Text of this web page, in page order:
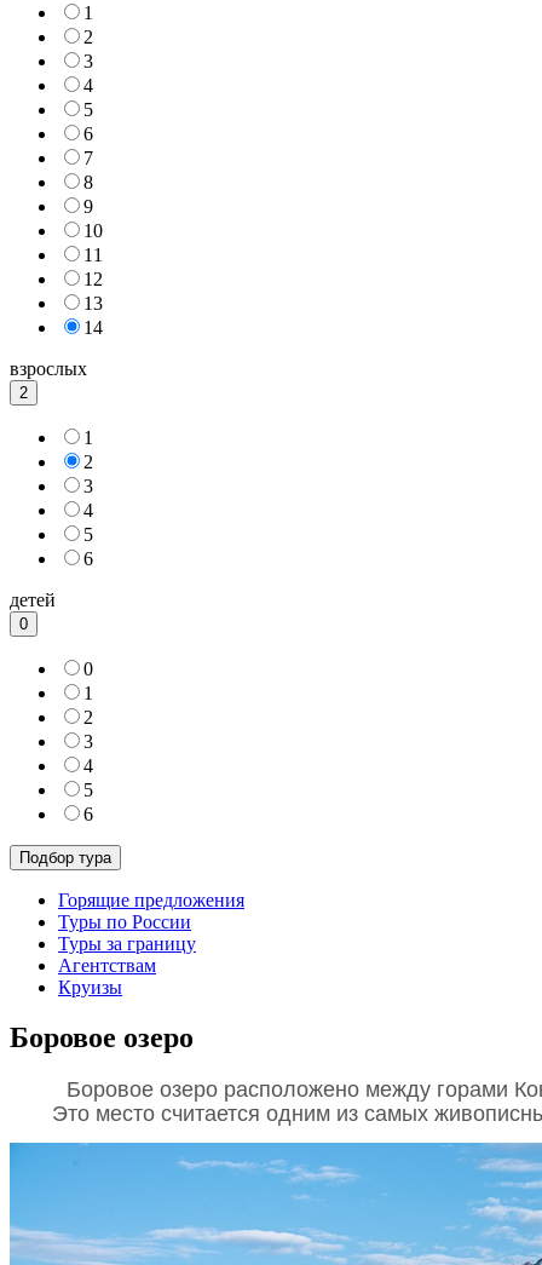
1
2
3
4
5
6
7
8
9
10
11
12
13
14
взрослых
2
1
2
3
4
5
6
детей
0
0
1
2
3
4
5
6
Горящие предложения
Туры по России
Туры за границу
Агентствам
Круизы
Боровое озеро
Боровое озеро расположено между горами
Это место считается одним из самых